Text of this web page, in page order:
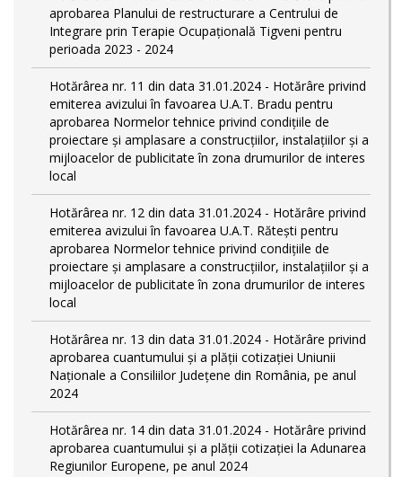
aprobarea Planului de restructurare a Centrului de
Integrare prin Terapie Ocupațională Tigveni pentru
perioada 2023 - 2024
Hotărârea nr. 11 din data 31.01.2024 - Hotărâre privind
emiterea avizului în favoarea U.A.T. Bradu pentru
aprobarea Normelor tehnice privind condiţiile de
proiectare şi amplasare a construcţiilor, instalaţiilor şi a
mijloacelor de publicitate în zona drumurilor de interes
local
Hotărârea nr. 12 din data 31.01.2024 - Hotărâre privind
emiterea avizului în favoarea U.A.T. Rătești pentru
aprobarea Normelor tehnice privind condiţiile de
proiectare şi amplasare a construcţiilor, instalaţiilor şi a
mijloacelor de publicitate în zona drumurilor de interes
local
Hotărârea nr. 13 din data 31.01.2024 - Hotărâre privind
aprobarea cuantumului și a plății cotizației Uniunii
Naționale a Consiliilor Județene din România, pe anul
2024
Hotărârea nr. 14 din data 31.01.2024 - Hotărâre privind
aprobarea cuantumului și a plății cotizației la Adunarea
Regiunilor Europene, pe anul 2024